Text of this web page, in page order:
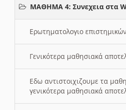
ΜΑΘΗΜΑ 4: Συνεχεια στα
Ερωτηματολογιο
Γενικότερα μαθησιακά
Εδω αντιστοιχιζουμε τα
γενικότερα μαθησιακά